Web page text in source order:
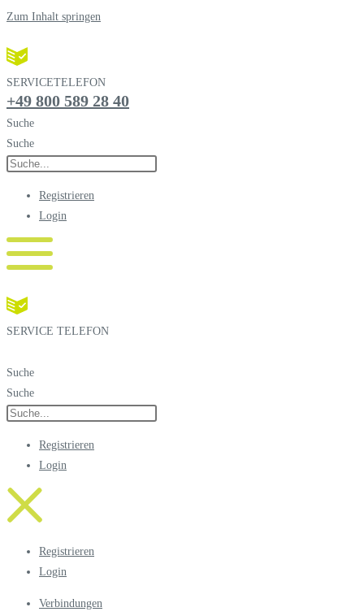
Zum Inhalt springen
SERVICETELEFON
+49 800 589 28 40
Suche
Suche
Registrieren
Login
SERVICE TELEFON
Suche
Suche
Registrieren
Login
Registrieren
Login
Verbindungen